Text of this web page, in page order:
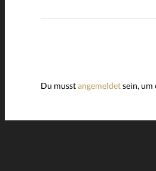
Du musstangemeldetsein, um